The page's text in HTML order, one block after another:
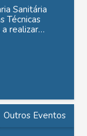
Sanitária
Técnicas
a realizar…
Outros Eventos